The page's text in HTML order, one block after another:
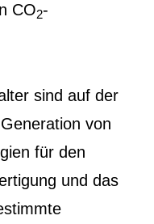
CO2-
sind auf der
von
für den
und das